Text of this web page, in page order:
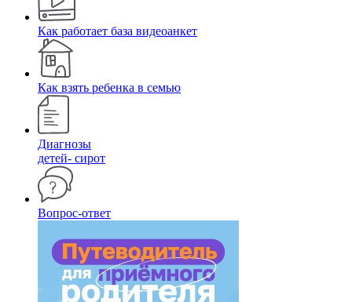
Как работает база видеоанкет
Как взять ребенка в семью
Диагнозы
детей- сирот
Вопрос-ответ